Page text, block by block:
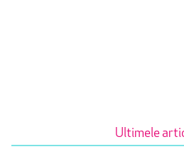
Ultimele